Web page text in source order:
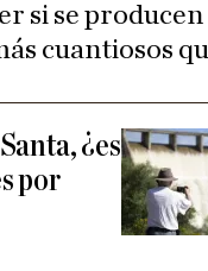
si se producen
cuantiosos
¿es
por